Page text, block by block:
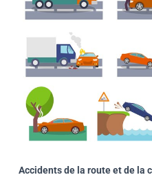
Accidents de la route et de la